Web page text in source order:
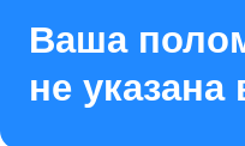
Ремонт кулера
Ваша
не указана